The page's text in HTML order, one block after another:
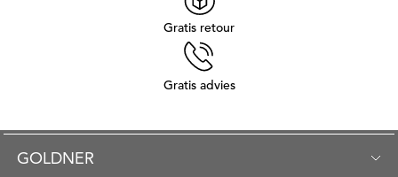
Gratis retour
Gratis advies
GOLDNER